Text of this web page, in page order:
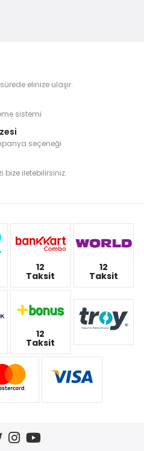
elinize ulaşır.
sistemi
seçeneği
bize iletebilirsiniz.
12
Taksit
12
Taksit
12
Taksit